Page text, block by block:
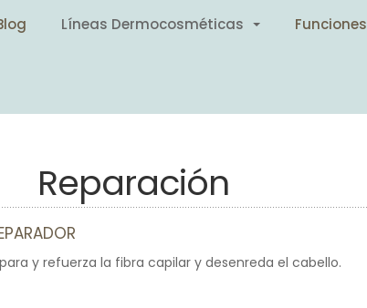
Líneas Dermocosméticas Funciones
Reparación
y refuerza la fibra capilar y desenreda el cabello.